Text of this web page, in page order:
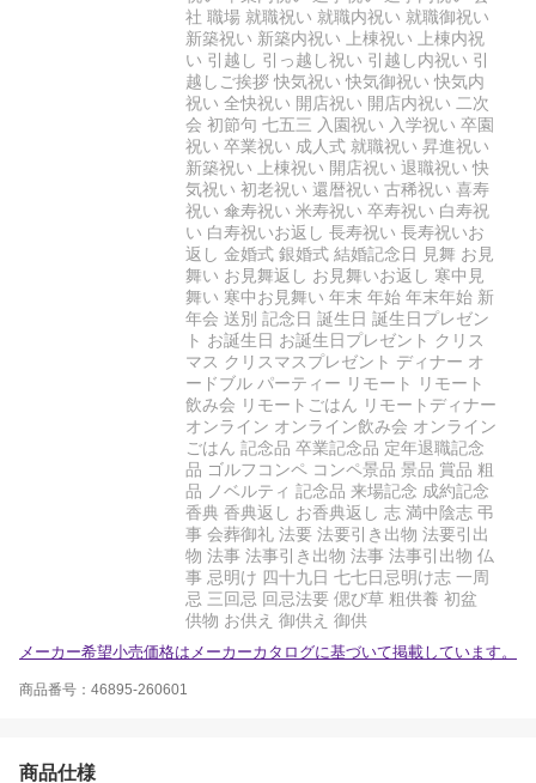
社 職場 就職祝い 就職内祝い 就職御祝い
新築祝い 新築内祝い 上棟祝い 上棟内祝
い 引越し 引っ越し祝い 引越し内祝い 引
越しご挨拶 快気祝い 快気御祝い 快気内
祝い 全快祝い 開店祝い 開店内祝い 二次
会 初節句 七五三 入園祝い 入学祝い 卒園
祝い 卒業祝い 成人式 就職祝い 昇進祝い
新築祝い 上棟祝い 開店祝い 退職祝い 快
気祝い 初老祝い 還暦祝い 古稀祝い 喜寿
祝い 傘寿祝い 米寿祝い 卒寿祝い 白寿祝
い 白寿祝いお返し 長寿祝い 長寿祝いお
返し 金婚式 銀婚式 結婚記念日 見舞 お見
舞い お見舞返し お見舞いお返し 寒中見
舞い 寒中お見舞い 年末 年始 年末年始 新
年会 送別 記念日 誕生日 誕生日プレゼン
ト お誕生日 お誕生日プレゼント クリス
マス クリスマスプレゼント ディナー オ
ードブル パーティー リモート リモート
飲み会 リモートごはん リモートディナー
オンライン オンライン飲み会 オンライン
ごはん 記念品 卒業記念品 定年退職記念
品 ゴルフコンペ コンペ景品 景品 賞品 粗
品 ノベルティ 記念品 来場記念 成約記念
香典 香典返し お香典返し 志 満中陰志 弔
事 会葬御礼 法要 法要引き出物 法要引出
物 法事 法事引き出物 法事 法事引出物 仏
事 忌明け 四十九日 七七日忌明け志 一周
忌 三回忌 回忌法要 偲び草 粗供養 初盆
供物 お供え 御供え 御供
メーカー希望小売価格はメーカーカタログに基づいて掲載しています。
商品番号：46895-260601
商品仕様